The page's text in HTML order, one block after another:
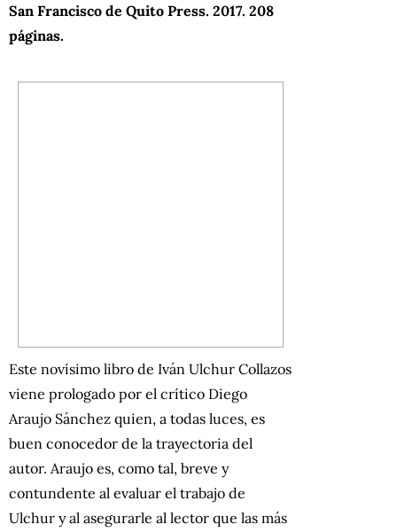
San Francisco de Quito Press. 2017. 208
páginas.
Este novísimo libro de Iván Ulchur Collazos
viene prologado por el crítico Diego
Araujo Sánchez quien, a todas luces, es
buen conocedor de la trayectoria del
autor. Araujo es, como tal, breve y
contundente al evaluar el trabajo de
Ulchur y al asegurarle al lector que las más